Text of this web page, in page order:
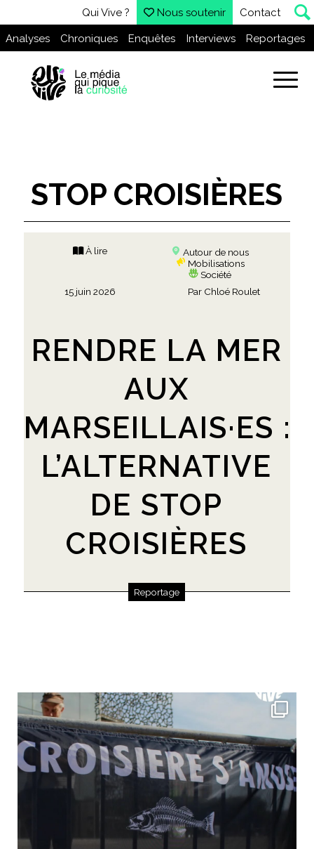
Qui Vive ? Nous soutenir Contact
Analyses Chroniques Enquêtes Interviews Reportages
STOP CROISIÈRES
À lire
Autour de nous
Mobilisations
Société
15 juin 2026
Par Chloé Roulet
RENDRE LA MER
AUX
MARSEILLAIS·ES :
L’ALTERNATIVE
DE STOP
CROISIÈRES
Reportage